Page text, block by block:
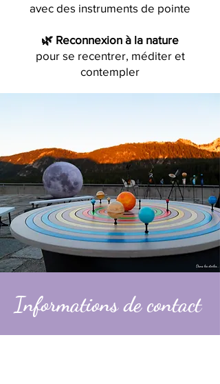
avec des instruments de pointe
🌿 Reconnexion à la nature
pour se recentrer, méditer et
contempler
Informations de contact